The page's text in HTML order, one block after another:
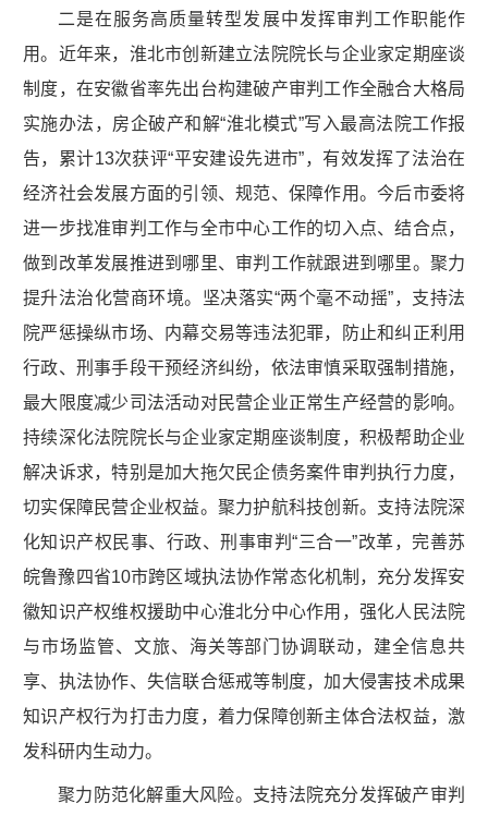
二是在服务高质量转型发展中发挥审判工作职能作
用。近年来，淮北市创新建立法院院长与企业家定期座谈
制度，在安徽省率先出台构建破产审判工作全融合大格局
实施办法，房企破产和解“淮北模式”写入最高法院工作报
告，累计13次获评“平安建设先进市”，有效发挥了法治在
经济社会发展方面的引领、规范、保障作用。今后市委将
进一步找准审判工作与全市中心工作的切入点、结合点，
做到改革发展推进到哪里、审判工作就跟进到哪里。聚力
提升法治化营商环境。坚决落实“两个毫不动摇”，支持法
院严惩操纵市场、内幕交易等违法犯罪，防止和纠正利用
行政、刑事手段干预经济纠纷，依法审慎采取强制措施，
最大限度减少司法活动对民营企业正常生产经营的影响。
持续深化法院院长与企业家定期座谈制度，积极帮助企业
解决诉求，特别是加大拖欠民企债务案件审判执行力度，
切实保障民营企业权益。聚力护航科技创新。支持法院深
化知识产权民事、行政、刑事审判“三合一”改革，完善苏
皖鲁豫四省10市跨区域执法协作常态化机制，充分发挥安
徽知识产权维权援助中心淮北分中心作用，强化人民法院
与市场监管、文旅、海关等部门协调联动，建全信息共
享、执法协作、失信联合惩戒等制度，加大侵害技术成果
知识产权行为打击力度，着力保障创新主体合法权益，激
发科研内生动力。
聚力防范化解重大风险。支持法院充分发挥破产审判